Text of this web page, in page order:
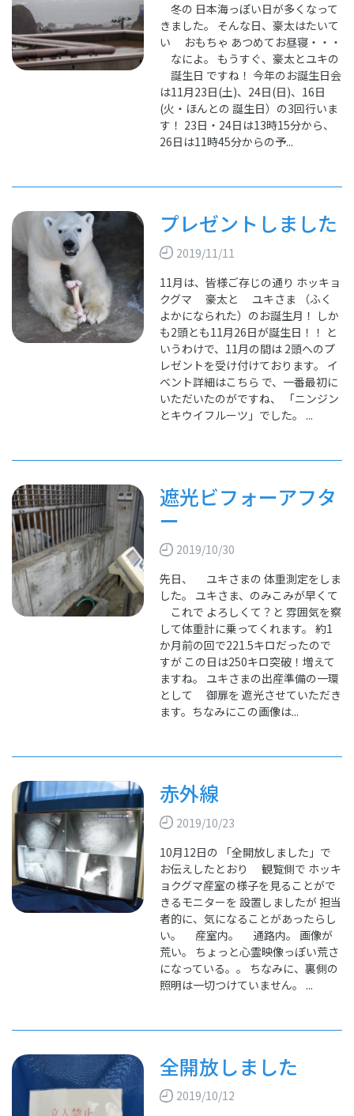
冬の 日本海っぽい日が多くなって
きました。 そんな日、豪太はたいて
い おもちゃ あつめてお昼寝・・・
なによ。 もうすぐ、豪太とユキの
誕生日 ですね！ 今年のお誕生日会
は11月23日(土)、24日(日)、16日
(火・ほんとの 誕生日）の3回行いま
す！ 23日・24日は13時15分から、
26日は11時45分からの予...
プレゼントしました
2019/11/11
11月は、皆様ご存じの通り ホッキョ
クグマ 豪太と ユキさま （ふく
よかになられた）のお誕生月！ しか
も2頭とも11月26日が誕生日！！ と
いうわけで、11月の間は 2頭へのプ
レゼントを受け付けております。 イ
ベント詳細はこちら で、一番最初に
いただいたのがですね、 「ニンジン
とキウイフルーツ」でした。 ...
遮光ビフォーアフタ
ー
2019/10/30
先日、 ユキさまの 体重測定をしま
した。 ユキさま、のみこみが早くて
これで よろしくて？と 雰囲気を察
して体重計に乗ってくれます。 約1
か月前の回で221.5キロだったので
すが この日は250キロ突破！増えて
ますね。 ユキさまの出産準備の一環
として 御扉を 遮光させていただき
ます。ちなみにこの画像は...
赤外線
2019/10/23
10月12日の 「全開放しました」で
お伝えしたとおり 観覧側で ホッキ
ョクグマ産室の様子を見ることがで
きるモニターを 設置しましたが 担当
者的に、気になることがあったらし
い。 産室内。 通路内。 画像が
荒い。 ちょっと心霊映像っぽい荒さ
になっている。。 ちなみに、裏側の
照明は一切つけていません。 ...
全開放しました
2019/10/12